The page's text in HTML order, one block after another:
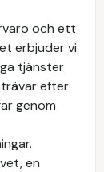
och ett
erbjuder vi
tjänster
efter
genom
en